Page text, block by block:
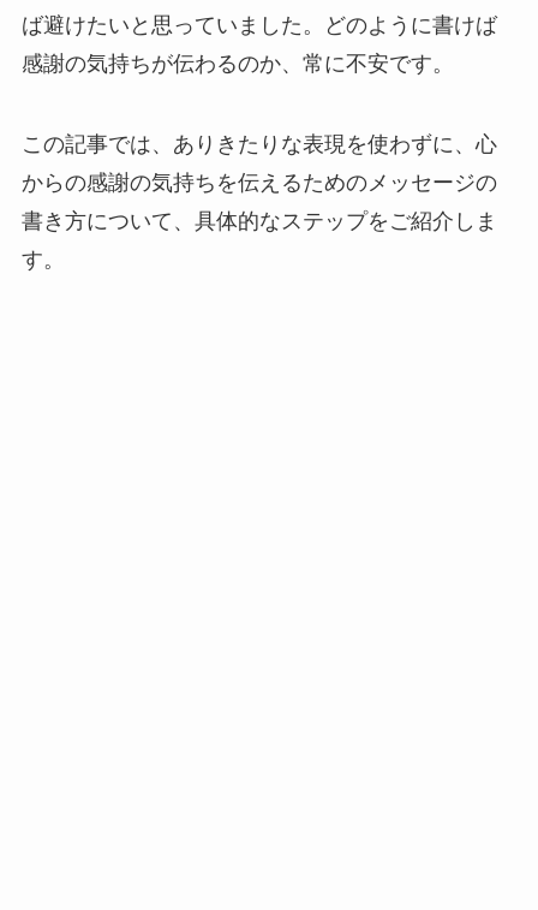
ば避けたいと思っていました。どのように書けば
感謝の気持ちが伝わるのか、常に不安です。
この記事では、ありきたりな表現を使わずに、心
からの感謝の気持ちを伝えるためのメッセージの
書き方について、具体的なステップをご紹介しま
す。